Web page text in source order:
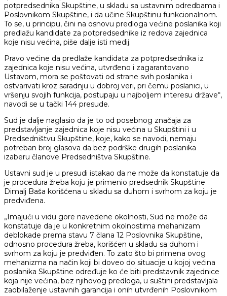
potpredsednika Skupštine, u skladu sa ustavnim odredbama i
Poslovnikom Skupštine, i da učine Skupštinu funkcionalnom.
To se, u principu, čini na osnovu predloga većine poslanika koji
predlažu kandidate za potpredsednike iz redova zajednica
koje nisu većina, piše dalje isti medij.
Pravo većine da predlaže kandidata za potpredsednika iz
zajednica koje nisu većina, utvrđeno i zagarantovano
Ustavom, mora se poštovati od strane svih poslanika i
ostvarivati kroz saradnju u dobroj veri, pri čemu poslanici, u
vršenju svojih funkcija, postupaju u najboljem interesu države“,
navodi se u tački 144 presude.
Sud je dalje naglasio da je to od posebnog značaja za
predstavljanje zajednica koje nisu većina u Skupštini i u
Predsedništvu Skupštine, koje, kako se navodi, nemaju
potreban broj glasova da bez podrške drugih poslanika
izaberu članove Predsedništva Skupštine.
Ustavni sud je u presudi istakao da ne može da konstatuje da
je procedura žreba koju je primenio predsednik Skupštine
Dimalj Baša korišćena u skladu sa duhom i svrhom za koju je
predviđena.
„Imajući u vidu gore navedene okolnosti, Sud ne može da
konstatuje da je u konkretnim okolnostima mehanizam
deblokade prema stavu 7 člana 12 Poslovnika Skupštine,
odnosno procedura žreba, korišćen u skladu sa duhom i
svrhom za koju je predviđen. To zato što bi primena ovog
mehanizma na način koji bi doveo do situacije u kojoj većina
poslanika Skupštine određuje ko će biti predstavnik zajednice
koja nije većina, bez njihovog predloga, u suštini predstavljala
zaobilaženje ustavnih garancija i onih utvrđenih Poslovnikom